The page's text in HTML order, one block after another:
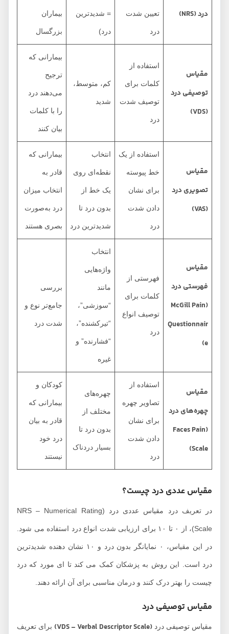
تعیین شدت = شدیدترین بیماران
بزرگسال
مقیاس
توصیفی درد
استفاده از
کلمات برای
توصیف شدت
کم، متوسط،
شدید
بیمارانی که
ترجیح
می‌دهند درد
را با کلمات
بیان کنند
مقیاس
تصویری درد
استفاده از یک
خط پیوسته
برای نشان
دادن شدت
انتخاب
نقطه‌ای روی
یک خط از
بدون درد تا
شدیدترین درد
بیمارانی که
قادر به
انتخاب میزان
درد به‌صورت
بصری هستند
مقیاس
فهرستی درد
(McGill Pain
Questionnair
فهرستی از
کلمات برای
توصیف انواع
انتخاب
واژه‌هایی
“سوزشی”،
“تیرکشنده”،
“فشارنده” و
بررسی
جامع‌تر نوع و
شدت درد
مقیاس
چهره‌های درد
(Faces Pain
Scale)
استفاده از
تصاویر چهره
برای نشان
دادن شدت
چهره‌های
مختلف از
بدون درد تا
بسیار دردناک
کودکان و
بیمارانی که
قادر به بیان
درد خود
نیستند
مقیاس عددی درد چیست؟
در تعریف درد مقیاس عددی درد (NRS – Numerical Rating
Scale)، از ۰ تا ۱۰ برای ارزیابی شدت انواع درد استفاده می ‌شود.
در این مقیاس، ۰ نمایانگر بدون درد و ۱۰ نشان ‌دهنده شدیدترین
درد است. این روش به پزشکان کمک می‌ کند تا ای مورد که درد
چیست را بهتر درک کنند و درمان مناسبی برای آن ارائه دهند.
مقیاس توصیفی درد
مقیاس توصیفی درد(VDS – Verbal Descriptor Scale) برای تعریف